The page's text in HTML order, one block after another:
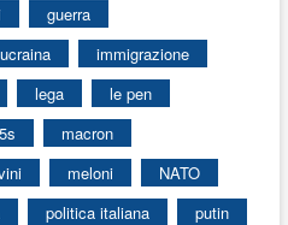
guerra
immigrazione
lega
le pen
macron
meloni
NATO
politica italiana
putin